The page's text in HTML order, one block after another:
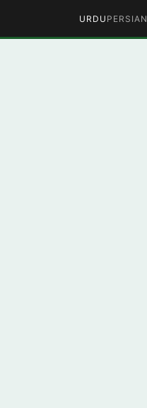
PERSIAN
URDU